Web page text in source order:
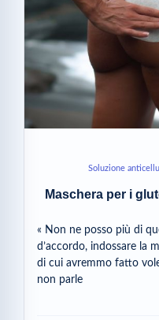
Soluzione
Maschera per i
« Non ne posso più di
d’accordo, indossare la
di cui avremmo fatto
non parle